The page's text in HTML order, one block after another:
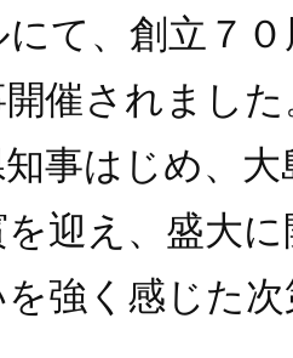
にて、創立７
催されました
事はじめ、
迎え、盛大
強く感じた